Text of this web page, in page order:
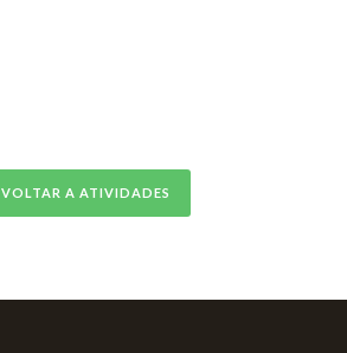
VOLTAR A ATIVIDADES